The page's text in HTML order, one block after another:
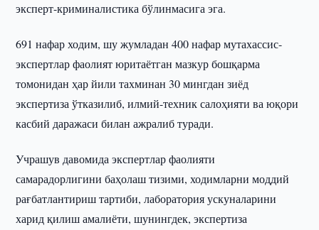
эксперт-криминалистика бўлинмасига эга.
691 нафар ходим, шу жумладан 400 нафар мутахассис-
экспертлар фаолият юритаётган мазкур бошқарма
томонидан ҳар йили тахминан 30 мингдан зиёд
экспертиза ўтказилиб, илмий-техник салоҳияти ва юқори
касбий даражаси билан ажралиб туради.
Учрашув давомида экспертлар фаолияти
самарадорлигини баҳолаш тизими, ходимларни моддий
рағбатлантириш тартиби, лаборатория ускуналарини
харид қилиш амалиёти, шунингдек, экспертиза